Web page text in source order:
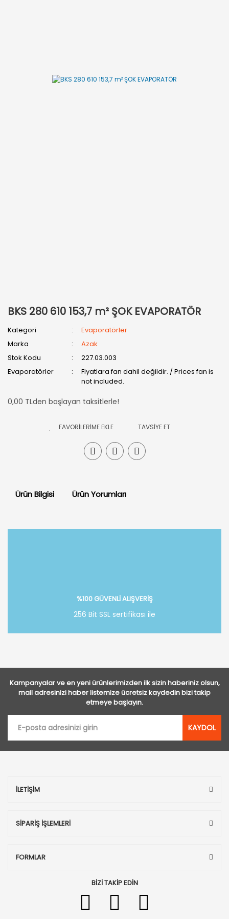
BKS 280 610 153,7 m² ŞOK EVAPORATÖR
Kategori
Evaporatörler
Marka
Azak
Stok Kodu
227.03.003
Evaporatörler
Fiyatlara fan dahil değildir. / Prices fan is
not included.
0,00 TLden başlayan taksitlerle!
TAVSİYE ET
Ürün Bilgisi Ürün Yorumları
%100 GÜVENLİ ALIŞVERİŞ
256 Bit SSL sertifikası ile
Kampanyalar ve en yeni ürünlerimizden ilk sizin haberiniz olsun,
mail adresinizi haber listemize ücretsiz kaydedin bizi takip
etmeye başlayın.
KAYDOL
İLETİŞİM
SİPARİŞ İŞLEMLERİ
FORMLAR
BİZİ TAKİP EDİN